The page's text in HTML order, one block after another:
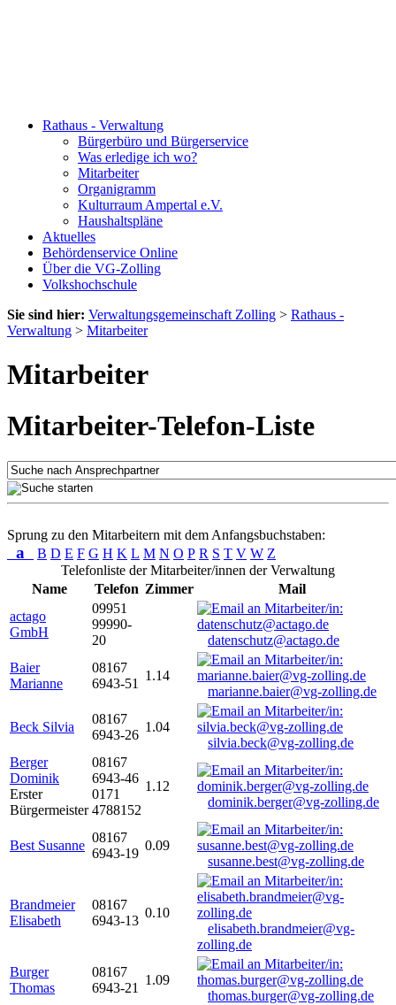
Rathaus - Verwaltung
Bürgerbüro und Bürgerservice
Was erledige ich wo?
Mitarbeiter
Organigramm
Kulturraum Ampertal e.V.
Haushaltspläne
Aktuelles
Behördenservice Online
Über die VG-Zolling
Volkshochschule
Sie sind hier: Verwaltungsgemeinschaft Zolling > Rathaus -
Verwaltung > Mitarbeiter
Mitarbeiter
Mitarbeiter-Telefon-Liste
Sprung zu den Mitarbeitern mit dem Anfangsbuchstaben:
a B D E F G H K L M N O P R S T V W Z
Telefonliste der Mitarbeiter/innen der Verwaltung
Name
Telefon Zimmer
Mail
actago
GmbH
09951
99990-
20
datenschutz@actago.de
Baier
Marianne
08167
6943-51
1.14
marianne.baier@vg-zolling.de
Beck Silvia
08167
6943-26
1.04
silvia.beck@vg-zolling.de
Berger
Dominik
Erster
Bürgermeister
08167
6943-46
0171
4788152
1.12
dominik.berger@vg-zolling.de
Best Susanne
08167
6943-19
0.09
susanne.best@vg-zolling.de
Brandmeier
Elisabeth
08167
6943-13
0.10
elisabeth.brandmeier@vg-
zolling.de
Burger
Thomas
08167
6943-21
1.09
thomas.burger@vg-zolling.de